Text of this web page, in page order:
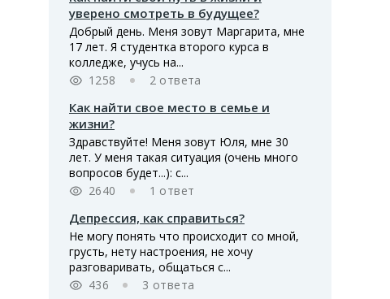
уверено смотреть в будущее?
Добрый день. Меня зовут Маргарита, мне
17 лет. Я студентка второго курса в
колледже, учусь на...
1258
2 ответа
Как найти свое место в семье и
жизни?
Здравствуйте! Меня зовут Юля, мне 30
лет. У меня такая ситуация (очень много
вопросов будет...): с...
2640
1 ответ
Депрессия, как справиться?
Не могу понять что происходит со мной,
грусть, нету настроения, не хочу
разговаривать, общаться с...
436
3 ответа